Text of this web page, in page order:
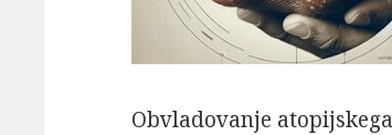
Obvladovanje